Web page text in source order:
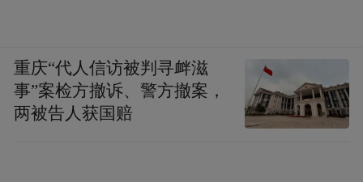
重庆“代人信访被判寻衅滋
事”案检方撤诉、警方撤案，
两被告人获国赔